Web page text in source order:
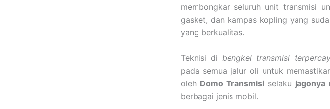
membongkar seluruh unit transmisi
gasket, dan kampas kopling yang
yang berkualitas.
Teknisi di bengkel transmisi
pada semua jalur oli untuk
oleh Domo Transmisi selaku jagonya
berbagai jenis mobil.